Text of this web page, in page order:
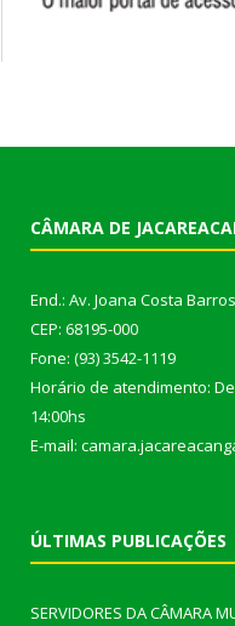
CÂMARA DE
End.: Av. Joana Costa
CEP: 68195-000
Fone: (93) 3542-1119
Horário de atendimento:
14:00hs
E-mail:
ÚLTIMAS PUBLICAÇÕES
SERVIDORES DA CÂMARA